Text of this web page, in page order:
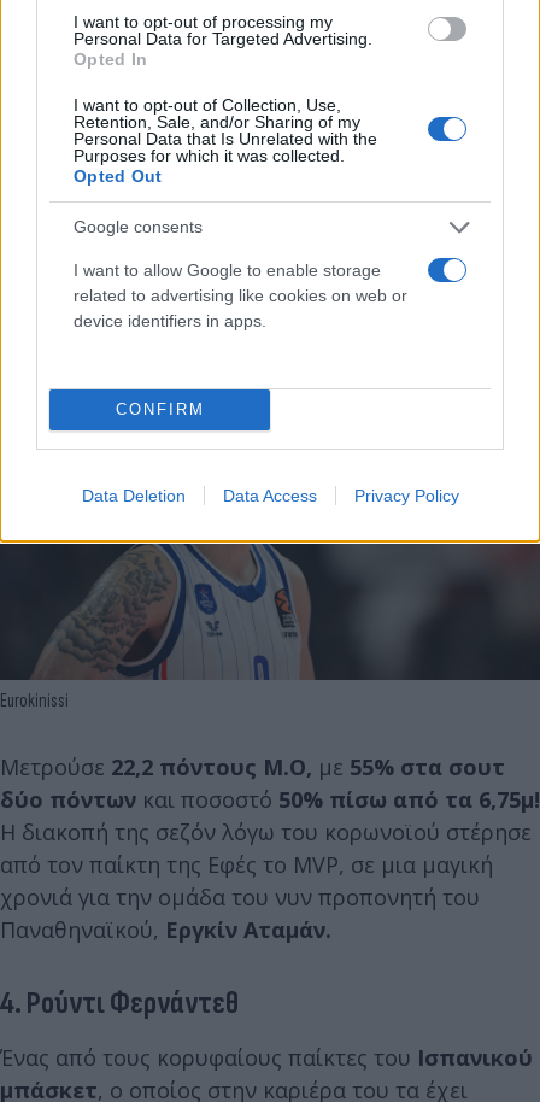
I want to opt-out of processing my
Personal Data for Targeted Advertising.
Opted In
I want to opt-out of Collection, Use,
Retention, Sale, and/or Sharing of my
Personal Data that Is Unrelated with the
Purposes for which it was collected.
Opted Out
Google consents
I want to allow Google to enable storage
related to advertising like cookies on web or
device identifiers in apps.
CONFIRM
Data Deletion Data Access Privacy Policy
Eurokinissi
Μετρούσε 22,2 πόντους Μ.Ο, με 55% στα σουτ
δύο πόντων και ποσοστό 50% πίσω από τα 6,75μ!
Η διακοπή της σεζόν λόγω του κορωνοϊού στέρησε
από τον παίκτη της Εφές το MVP, σε μια μαγική
χρονιά για την ομάδα του νυν προπονητή του
Παναθηναϊκού, Εργκίν Αταμάν.
4. Ρούντι Φερνάντεθ
Ένας από τους κορυφαίους παίκτες του Ισπανικού
μπάσκετ, ο οποίος στην καριέρα του τα έχει